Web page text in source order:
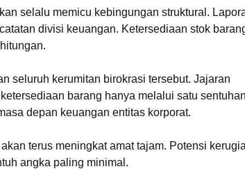
selalu memicu kebingungan struktural.
divisi keuangan. Ketersediaan stok
seluruh kerumitan birokrasi tersebut. Jajaran
barang hanya melalui satu sentuhan
depan keuangan entitas korporat.
terus meningkat amat tajam. Potensi
angka paling minimal.